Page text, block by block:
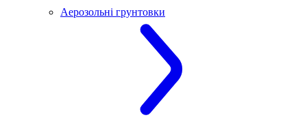
Аерозольні грунтовки